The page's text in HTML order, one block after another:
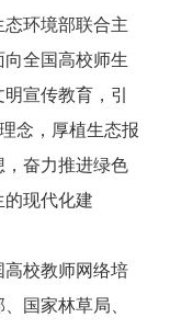
环境部联合主
全国高校师生
宣传教育，引
念，厚植生态报
，奋力推进绿色
现代化建
校教师网络培
国家林草局、